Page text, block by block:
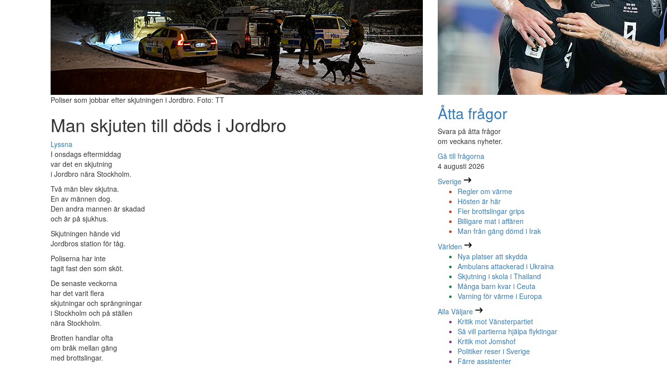
Poliser som jobbar efter skjutningen i Jordbro. Foto: TT
Man skjuten till döds i Jordbro
Lyssna
I onsdags eftermiddag
var det en skjutning
i Jordbro nära Stockholm.
Två män blev skjutna.
En av männen dog.
Den andra mannen är skadad
och är på sjukhus.
Skjutningen hände vid
Jordbros station för tåg.
Poliserna har inte
tagit fast den som sköt.
De senaste veckorna
har det varit flera
skjutningar och sprängningar
i Stockholm och på ställen
nära Stockholm.
Brotten handlar ofta
om bråk mellan gäng
med brottslingar.
Åtta frågor
Svara på åtta frågor
om veckans nyheter.
Gå till frågorna
4 augusti 2026
Sverige
Regler om värme
Hösten är här
Fler brottslingar grips
Billigare mat i affären
Man från gäng dömd i Irak
Världen
Nya platser att skydda
Ambulans attackerad i Ukraina
Skjutning i skola i Thailand
Många barn kvar i Ceuta
Varning för värme i Europa
Alla Väljare
Kritik mot Vänsterpartiet
Så vill partierna hjälpa flyktingar
Kritik mot Jomshof
Politiker reser i Sverige
Färre assistenter